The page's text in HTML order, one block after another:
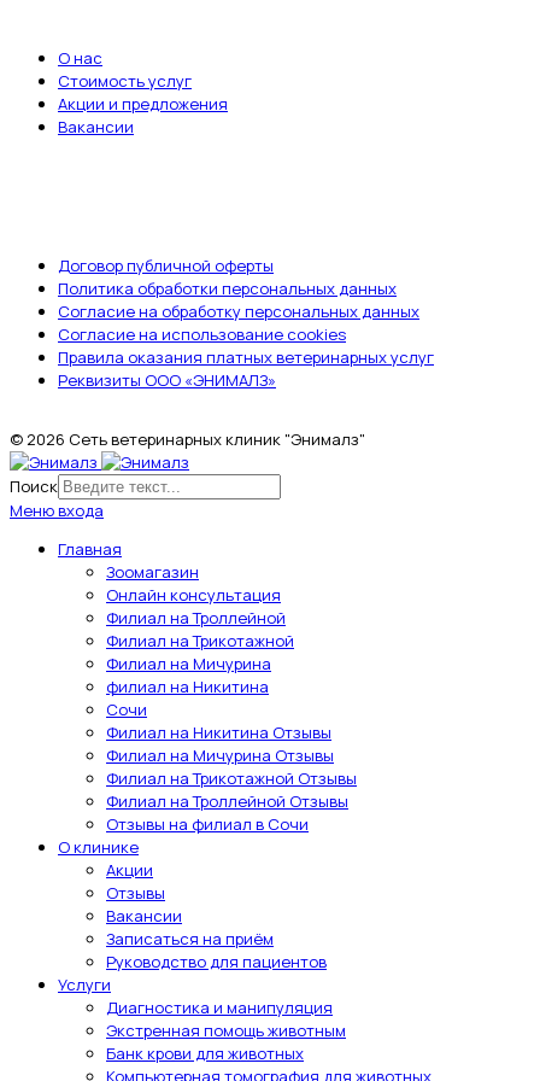
О нас
Стоимость услуг
Акции и предложения
Вакансии
Договор публичной оферты
Политика обработки персональных данных
Согласие на обработку персональных данных
Согласие на использование cookies
Правила оказания платных ветеринарных услуг
Реквизиты ООО «ЭНИМАЛЗ»
© 2026 Сеть ветеринарных клиник "Энималз"
Поиск
Меню входа
Главная
Зоомагазин
Онлайн консультация
Филиал на Троллейной
Филиал на Трикотажной
Филиал на Мичурина
филиал на Никитина
Сочи
Филиал на Никитина Отзывы
Филиал на Мичурина Отзывы
Филиал на Трикотажной Отзывы
Филиал на Троллейной Отзывы
Отзывы на филиал в Сочи
О клинике
Акции
Отзывы
Вакансии
Записаться на приём
Руководство для пациентов
Услуги
Диагностика и манипуляция
Экстренная помощь животным
Банк крови для животных
Компьютерная томография для животных